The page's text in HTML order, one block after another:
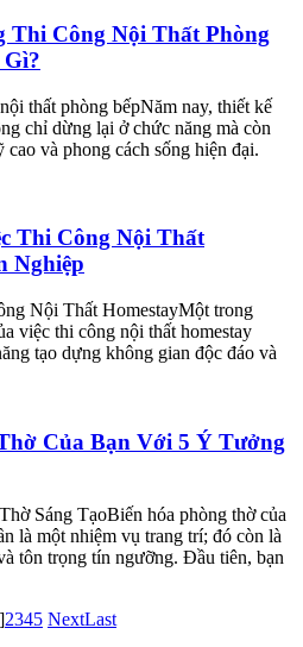
Thi Công Nội Thất Phòng
thất phòng bếpNăm nay, thiết kế
chỉ dừng lại ở chức năng mà còn
cao và phong cách sống hiện đại.
Thi Công Nội Thất
Nghiệp
Nội Thất HomestayMột trong
việc thi công nội thất homestay
tạo dựng không gian độc đáo và
Của Bạn Với 5 Ý Tưởng
Sáng TạoBiến hóa phòng thờ của
là một nhiệm vụ trang trí; đó còn là
tôn trọng tín ngưỡng. Đầu tiên, bạn
2345 NextLast